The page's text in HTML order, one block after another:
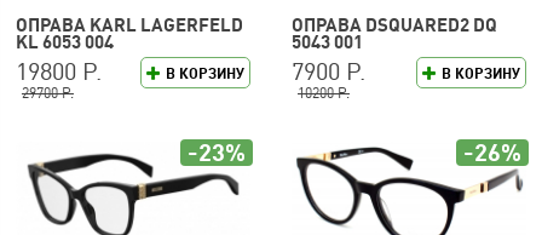
ОПРАВА KARL LAGERFELD
KL 6053 004
В КОРЗИНУ
19800 Р.
29700 Р.
ОПРАВА DSQUARED2 DQ
5043 001
В КОРЗИНУ
7900 Р.
10200 Р.
-23% -26%